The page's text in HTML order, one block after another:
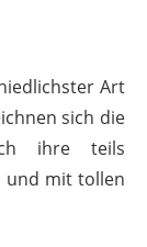
Art
sich die
ihre teils
und mit tollen